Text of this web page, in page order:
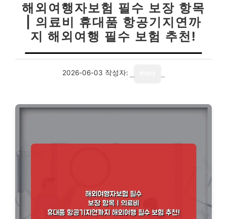
해외여행자보험 필수 보장 항목
| 의료비 휴대품 항공기지연까
지 해외여행 필수 보험 추천!
2026-06-03 작성자: